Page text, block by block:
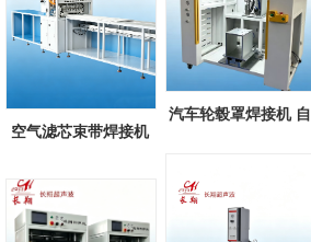
空气滤芯束带焊接机
汽车轮毂罩焊接机 自